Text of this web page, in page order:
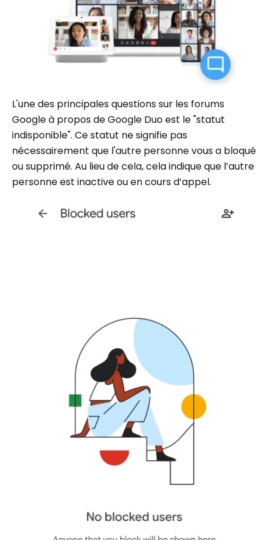
L'une des principales questions sur les forums
Google à propos de Google Duo est le "statut
indisponible". Ce statut ne signifie pas
nécessairement que l'autre personne vous a bloqué
ou supprimé. Au lieu de cela, cela indique que l’autre
personne est inactive ou en cours d’appel.